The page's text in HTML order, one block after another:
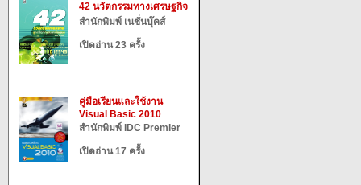
42 นวัตกรรมทางเศรษฐกิจ
สำนักพิมพ์ เนชั่นบุ๊คส์
เปิดอ่าน 23 ครั้ง
คู่มือเรียนและใช้งาน
Visual Basic 2010
สำนักพิมพ์ IDC Premier
เปิดอ่าน 17 ครั้ง